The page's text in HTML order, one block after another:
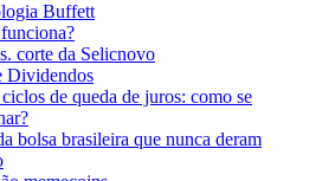
Buffett
corte da Selicnovo
Dividendos
de queda de juros: como se
bolsa brasileira que nunca deram